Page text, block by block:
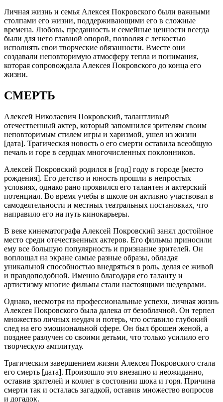
Личная жизнь и семья Алексея Покровского были важными
столпами его жизни, поддерживающими его в сложные
времена. Любовь, преданность и семейные ценности всегда
были для него главной опорой, позволяя с легкостью
исполнять свои творческие обязанности. Вместе они
создавали неповторимую атмосферу тепла и понимания,
которая сопровождала Алексея Покровского до конца его
жизни.
СМЕРТЬ
Алексей Николаевич Покровский, талантливый
отечественный актер, который запомнился зрителям своим
неповторимым стилем игры и харизмой, ушел из жизни
[дата]. Трагическая новость о его смерти оставила всеобщую
печаль и горе в сердцах многочисленных поклонников.
Алексей Покровский родился в [год] году в городе [место
рождения]. Его детство и юность прошли в непростых
условиях, однако рано проявился его талантен и актерский
потенциал. Во время учебы в школе он активно участвовал в
самодеятельности и местных театральных постановках, что
направило его на путь кинокарьеры.
В веке кинематографа Алексей Покровский занял достойное
место среди отечественных актеров. Его фильмы приносили
ему все большую популярность и признание зрителей. Он
воплощал на экране самые разные образы, обладая
уникальной способностью внедряться в роль, делая ее живой
и правдоподобной. Именно благодаря его таланту и
артистизму многие фильмы стали настоящими шедеврами.
Однако, несмотря на профессиональные успехи, личная жизнь
Алексея Покровского была далека от безоблачной. Он терпел
множество личных неудач и потерь, что оставило глубокий
след на его эмоциональной сфере. Он был брошен женой, а
позднее разлучен со своими детьми, что только усилило его
творческую амплитуду.
Трагическим завершением жизни Алексея Покровского стала
его смерть [дата]. Произошло это внезапно и неожиданно,
оставив зрителей и коллег в состоянии шока и горя. Причина
смерти так и осталась загадкой, оставив множество вопросов
и догадок.